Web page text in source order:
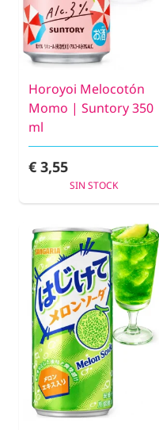
Horoyoi Melocotón
Momo | Suntory 350
ml
€ 3,55
SIN STOCK